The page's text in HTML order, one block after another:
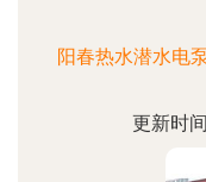
阳春热水潜水电
更新时